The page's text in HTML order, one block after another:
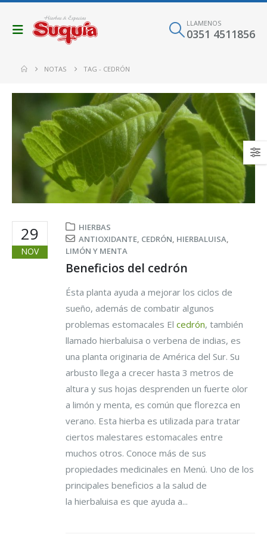
LLAMENOS
0351 4511856
NOTAS TAG - CEDRÓN
29
NOV
HIERBAS
ANTIOXIDANTE, CEDRÓN, HIERBALUISA,
LIMÓN Y MENTA
Beneficios del cedrón
Ésta planta ayuda a mejorar los ciclos de
sueño, además de combatir algunos
problemas estomacales El cedrón, también
llamado hierbaluisa o verbena de indias, es
una planta originaria de América del Sur. Su
arbusto llega a crecer hasta 3 metros de
altura y sus hojas desprenden un fuerte olor
a limón y menta, es común que florezca en
verano. Esta hierba es utilizada para tratar
ciertos malestares estomacales entre
muchos otros. Conoce más de sus
propiedades medicinales en Menú. Uno de los
principales beneficios a la salud de
la hierbaluisa es que ayuda a...